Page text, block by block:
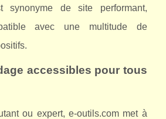
synonyme de site performant,
avec une multitude de
accessibles pour tous
ou expert, e-outils.com met à